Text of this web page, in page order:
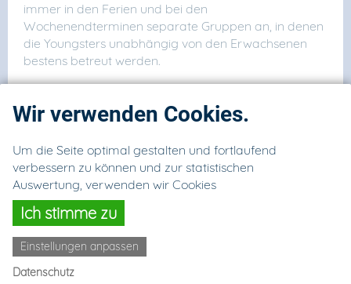
immer in den Ferien und bei den
Wochenendterminen separate Gruppen an, in denen
die Youngsters unabhängig von den Erwachsenen
bestens betreut werden.
Start
Alle Trainer
Termine
Ausrüstung
Partner
Wir verwenden Cookies.
Um die Seite optimal gestalten und fortlaufend
verbessern zu können und zur statistischen
Auswertung, verwenden wir Cookies
Ich stimme zu
Einstellungen anpassen
Datenschutz